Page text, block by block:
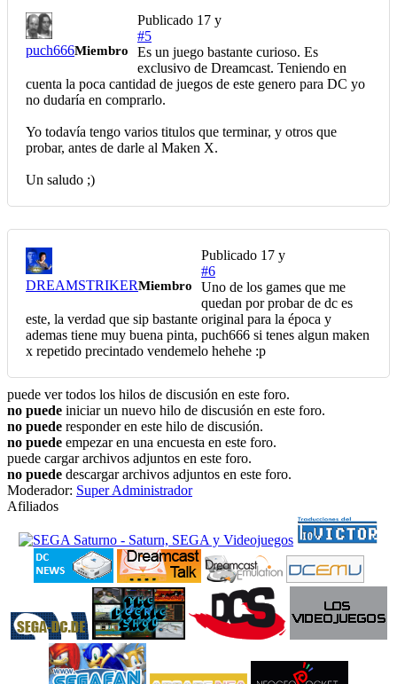
puch666Miembro
Publicado 17 y
#5
Es un juego bastante curioso. Es
exclusivo de Dreamcast. Teniendo en
cuenta la poca cantidad de juegos de este genero para DC yo
no dudaría en comprarlo.
Yo todavía tengo varios titulos que terminar, y otros que
probar, antes de darle al Maken X.
Un saludo ;)
DREAMSTRIKERMiembro
Publicado 17 y
#6
Uno de los games que me
quedan por probar de dc es
este, la verdad que sip bastante original para la época y
ademas tiene muy buena pinta, puch666 si tenes algun maken
x repetido precintado vendemelo hehehe :p
puede ver todos los hilos de discusión en este foro.
no puede iniciar un nuevo hilo de discusión en este foro.
no puede responder en este hilo de discusión.
no puede empezar en una encuesta en este foro.
puede cargar archivos adjuntos en este foro.
no puede descargar archivos adjuntos en este foro.
Moderador: Super Administrador
Afiliados